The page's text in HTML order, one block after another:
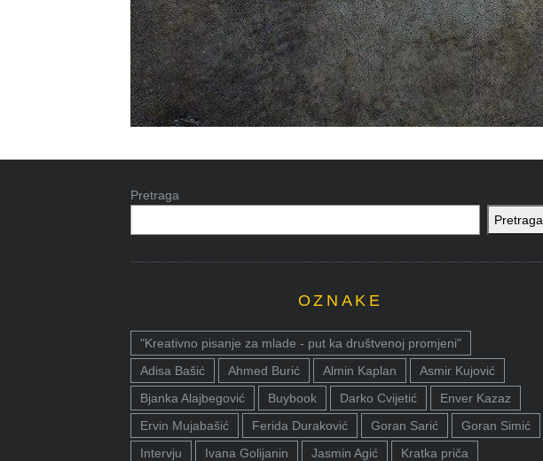
Pretraga
Pretraga
OZNAKE
"Kreativno pisanje za mlade - put ka društvenoj promjeni"
Adisa Bašić
Ahmed Burić Almin Kaplan
Asmir Kujović
Bjanka Alajbegović
Buybook Darko Cvijetić
Enver Kazaz
Ervin Mujabašić
Ferida Duraković Goran Sarić
Goran Simić
Intervju
Ivana Golijanin Jasmin Agić
Kratka priča